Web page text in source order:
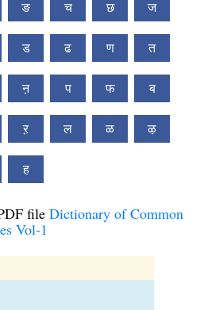
ङ च छ ज
ड ढ ण त
ऩ प फ ब
ऱ ल ळ ऴ
ह
file Dictionary of Common
Vol-1